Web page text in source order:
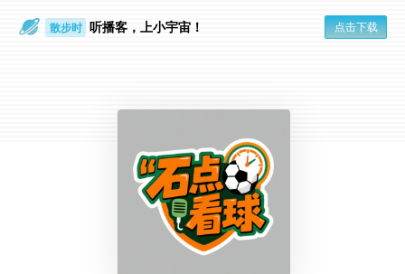
散步时 听播客，上小宇宙！ 点击下载